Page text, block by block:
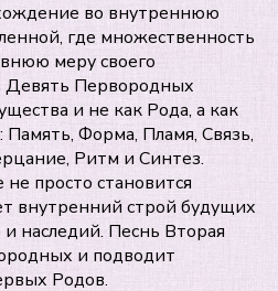
во внутреннюю
где множественность
меру своего
Девять Первородных
и не как Рода, а как
Форма, Пламя, Связь,
Ритм и Синтез.
просто становится
внутренний строй будущих
наследий. Песнь Вторая
и подводит
Родов.